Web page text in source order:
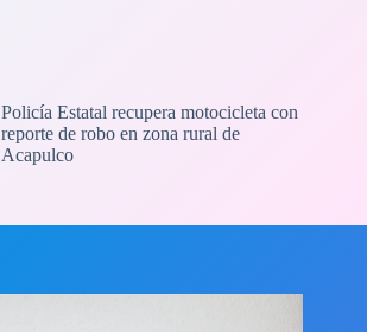
Policía Estatal recupera motocicleta con
reporte de robo en zona rural de
Acapulco